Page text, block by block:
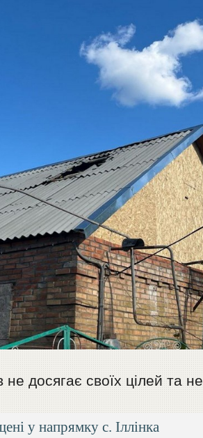
досягає своїх цілей та
у напрямку с. Іллінка